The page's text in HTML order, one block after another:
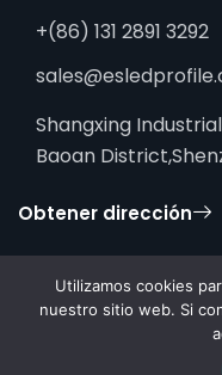
+(86) 131 2891 3292
Shangxing
Baoan
Obtener dirección
2026
Utilizamos cookies
nuestro sitio web. Si